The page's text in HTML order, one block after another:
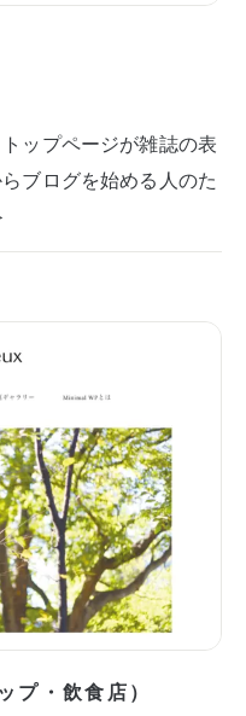
ップページが雑誌の表
ブログを始める人のた
プ・飲食店）